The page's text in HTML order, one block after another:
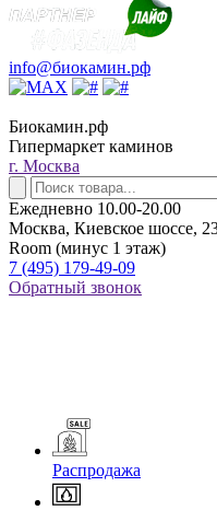
info@биокамин.рф
Биокамин.рф
Гипермаркет каминов
г. Москва
Ежедневно 10.00-20.00
Москва, Киевское шоссе,
Room (минус 1 этаж)
7 (495) 179-49-09
Обратный звонок
Распродажа